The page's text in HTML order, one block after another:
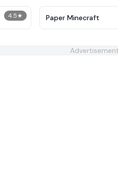
4.5★ Paper Minecraft
Advertisement